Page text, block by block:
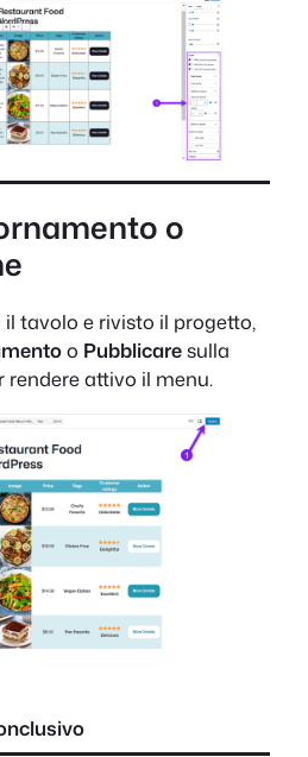
o
tavolo e rivisto il progetto,
o Pubblicaresulla
rendere attivo il menu.